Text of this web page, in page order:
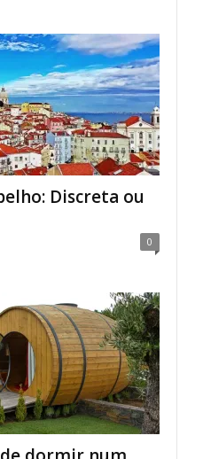
Discreta ou
0